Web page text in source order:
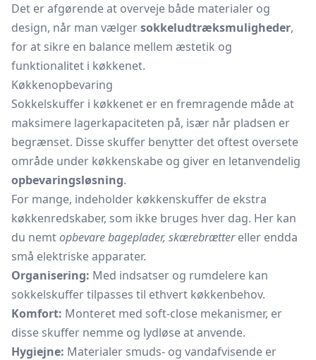
Det er afgørende at overveje både materialer og
design, når man vælgersokkeludtræksmuligheder,
for at sikre en balance mellem æstetik og
funktionalitet i køkkenet.
Køkkenopbevaring
Sokkelskuffer i køkkenet er en fremragende måde at
maksimere lagerkapaciteten på, især når pladsen er
begrænset. Disse skuffer benytter det oftest oversete
område under køkkenskabe og giver en letanvendelig
opbevaringsløsning.
For mange, indeholder køkkenskuffer de ekstra
køkkenredskaber, som ikke bruges hver dag. Her kan
du nemtopbevare bageplader, skærebrættereller endda
små elektriske apparater.
Organisering: Med indsatser og rumdelere kan
sokkelskuffer tilpasses til ethvert køkkenbehov.
Komfort: Monteret med soft-close mekanismer, er
disse skuffer nemme og lydløse at anvende.
Hygiejne: Materialer smuds- og vandafvisende er